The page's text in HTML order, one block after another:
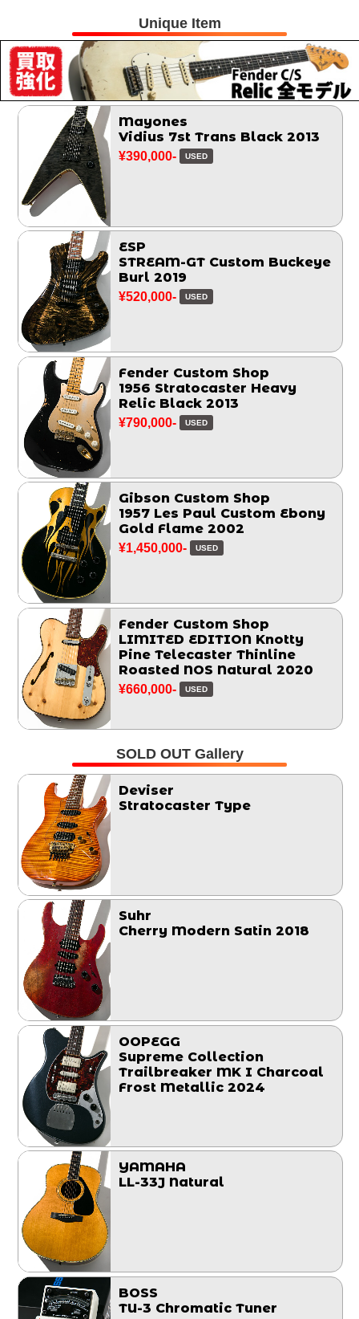
Unique Item
Mayones
Vidius 7st Trans Black 2013
¥390,000- USED
ESP
STREAM-GT Custom Buckeye
Burl 2019
¥520,000- USED
Fender Custom Shop
1956 Stratocaster Heavy
Relic Black 2013
¥790,000- USED
Gibson Custom Shop
1957 Les Paul Custom Ebony
Gold Flame 2002
¥1,450,000- USED
Fender Custom Shop
LIMITED EDITION Knotty
Pine Telecaster Thinline
Roasted NOS Natural 2020
¥660,000- USED
SOLD OUT Gallery
Deviser
Stratocaster Type
Suhr
Cherry Modern Satin 2018
OOPEGG
Supreme Collection
Trailbreaker MK I Charcoal
Frost Metallic 2024
YAMAHA
LL-33J Natural
BOSS
TU-3 Chromatic Tuner